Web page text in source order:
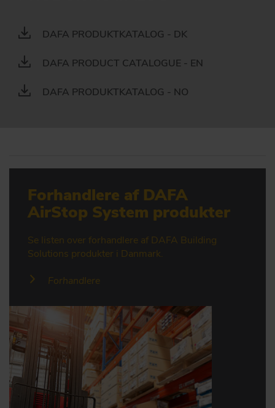
DAFA PRODUKTKATALOG - DK
DAFA PRODUCT CATALOGUE - EN
DAFA PRODUKTKATALOG - NO
Forhandlere af DAFA
AirStop System produkter
Se listen over forhandlere af DAFA Building
Solutions produkter i Danmark.
Forhandlere